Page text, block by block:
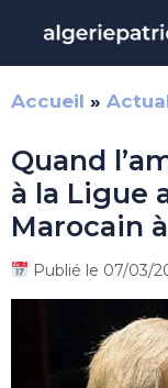
contenu
Accueil »
Quand
à la Ligue
Marocain
Publié le 07/03/